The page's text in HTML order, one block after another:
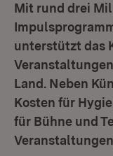
Mit rund drei
unterstützt das
Land. Neben
Kosten für
für Bühne und